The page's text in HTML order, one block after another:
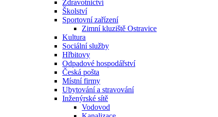
Zdravotnictví
Školství
Sportovní zařízení
Zimní kluziště Ostravice
Kultura
Sociální služby
Hřbitovy
Odpadové hospodářství
Česká pošta
Místní firmy
Ubytování a stravování
Inženýrské sítě
Vodovod